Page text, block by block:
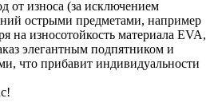
от износа (за исключением
острыми предметами, например
на износотойкость материала EVA,
элегантным подпятником и
что прибавит индивидуальности